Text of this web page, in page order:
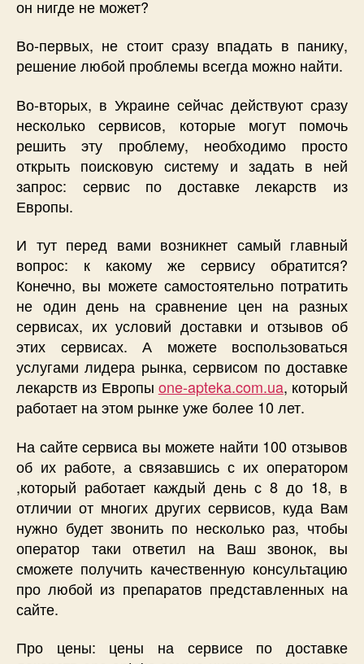
он нигде не может?
Во-первых, не стоит сразу впадать в панику,
решение любой проблемы всегда можно найти.
Во-вторых, в Украине сейчас действуют сразу
несколько сервисов, которые могут помочь
решить эту проблему, необходимо просто
открыть поисковую систему и задать в ней
запрос: сервис по доставке лекарств из
Европы.
И тут перед вами возникнет самый главный
вопрос: к какому же сервису обратится?
Конечно, вы можете самостоятельно потратить
не один день на сравнение цен на разных
сервисах, их условий доставки и отзывов об
этих сервисах. А можете воспользоваться
услугами лидера рынка, сервисом по доставке
лекарств из Европы one-apteka.com.ua, который
работает на этом рынке уже более 10 лет.
На сайте сервиса вы можете найти 100 отзывов
об их работе, а связавшись с их оператором
,который работает каждый день с 8 до 18, в
отличии от многих других сервисов, куда Вам
нужно будет звонить по несколько раз, чтобы
оператор таки ответил на Ваш звонок, вы
сможете получить качественную консультацию
про любой из препаратов представленных на
сайте.
Про цены: цены на сервисе по доставке